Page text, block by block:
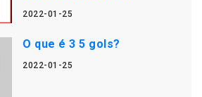
2022-01-25
O que é 3 5 gols?
2022-01-25